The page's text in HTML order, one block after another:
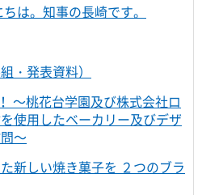
は。知事の長崎です。
・発表資料）
～桃花台学園及び株式会社ロ
使用したベーカリー及びデザ
～
新しい焼き菓子を ２つのブラ